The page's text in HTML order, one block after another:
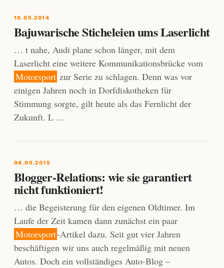
10.05.2014
Bajuwarische Sticheleien ums Laserlicht
… t nahe, Audi plane schon länger, mit dem
Laserlicht eine weitere Kommunikationsbrücke vom
Motorsport zur Serie zu schlagen. Denn was vor
einigen Jahren noch in Dorfdiskotheken für
Stimmung sorgte, gilt heute als das Fernlicht der
Zukunft. L …
04.05.2015
Blogger-Relations: wie sie garantiert
nicht funktioniert!
… die Begeisterung für den eigenen Oldtimer. Im
Laufe der Zeit kamen dann zunächst ein paar
Motorsport-Artikel dazu. Seit gut vier Jahren
beschäftigen wir uns auch regelmäßig mit neuen
Autos. Doch ein vollständiges Auto-Blog –